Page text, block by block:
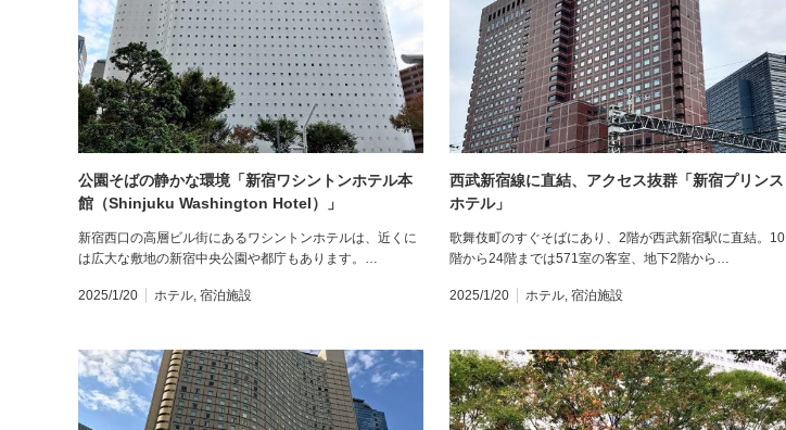
公園そばの静かな環境「新宿ワシントンホテル本
館（Shinjuku Washington Hotel）」
新宿西口の高層ビル街にあるワシントンホテルは、近くに
は広大な敷地の新宿中央公園や都庁もあります。…
2025/1/20 ホテル, 宿泊施設
西武新宿線に直結、アクセス抜群「新宿プリンス
ホテル」
歌舞伎町のすぐそばにあり、2階が西武新宿駅に直結。10
階から24階までは571室の客室、地下2階から…
2025/1/20 ホテル, 宿泊施設